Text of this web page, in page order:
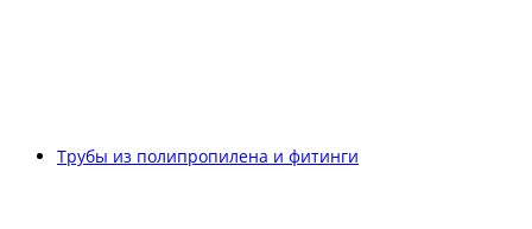
Трубы из полипропилена и фитинги